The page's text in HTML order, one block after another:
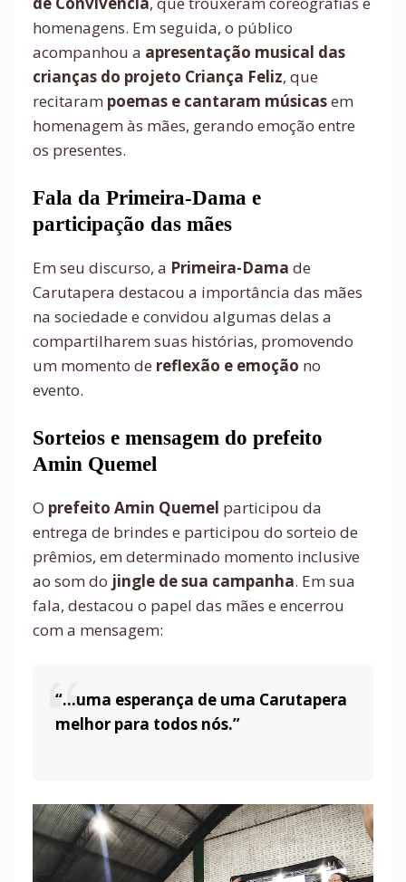
homenagens. Em seguida, o público
acompanhou a apresentação musical das
crianças do projeto Criança Feliz, que
recitaram poemas e cantaram músicasem
homenagem às mães, gerando emoção entre
os presentes.
Fala da Primeira-Dama e
participação das mães
Em seu discurso, a Primeira-Dama de
Carutapera destacou a importância das mães
na sociedade e convidou algumas delas a
compartilharem suas histórias, promovendo
um momento de reflexão e emoção no
evento.
Sorteios e mensagem do prefeito
Amin Quemel
O prefeito Amin Quemel participou da
entrega de brindes e participou do sorteio de
prêmios, em determinado momento inclusive
ao som do jingle de sua campanha. Em sua
fala, destacou o papel das mães e encerrou
com a mensagem:
“...uma esperança de uma Carutapera
melhor para todos nós.”